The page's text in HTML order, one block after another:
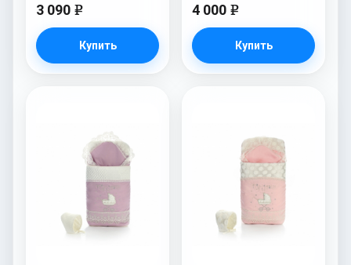
3 090 e
Купить
4 000 e
Купить